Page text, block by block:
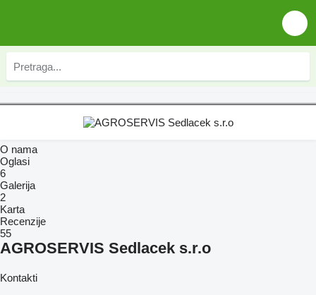
O nama
Oglasi
6
Galerija
2
Karta
Recenzije
55
AGROSERVIS Sedlacek s.r.o
Kontakti